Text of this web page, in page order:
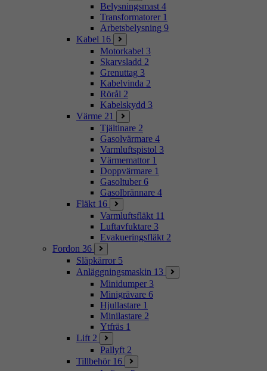
Belysningsmast 4
Transformatorer 1
Arbetsbelysning 9
Kabel 16
Motorkabel 3
Skarvsladd 2
Grenuttag 3
Kabelvinda 2
Rörål 2
Kabelskydd 3
Värme 21
Tjältinare 2
Gasolvärmare 4
Varmluftspistol 3
Värmemattor 1
Doppvärmare 1
Gasoltuber 6
Gasolbrännare 4
Fläkt 16
Varmluftsfläkt 11
Luftavfuktare 3
Evakueringsfläkt 2
Fordon 36
Släpkärror 5
Anläggningsmaskin 13
Minidumper 3
Minigrävare 6
Hjullastare 1
Minilastare 2
Ytfräs 1
Lift 2
Pallyft 2
Tillbehör 16